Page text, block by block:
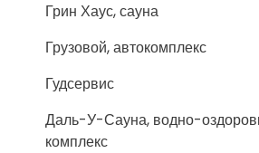
Грин Хаус, сауна
Грузовой, автокомплекс
Гудсервис
Даль-У-Сауна, водно-
комплекс